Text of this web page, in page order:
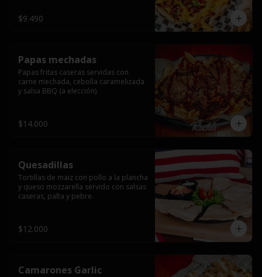
$9.490
Papas mechadas
Papas fritas caseras servidas con
carne mechada, cebolla caramelizada
y salsa BBQ (a elección).
$14.000
Quesadillas
Tortillas de maiz con pollo a la plancha
y queso mozzarella servido con salsas
caseras, palta y pebre.
$12.000
Camarones Garlic